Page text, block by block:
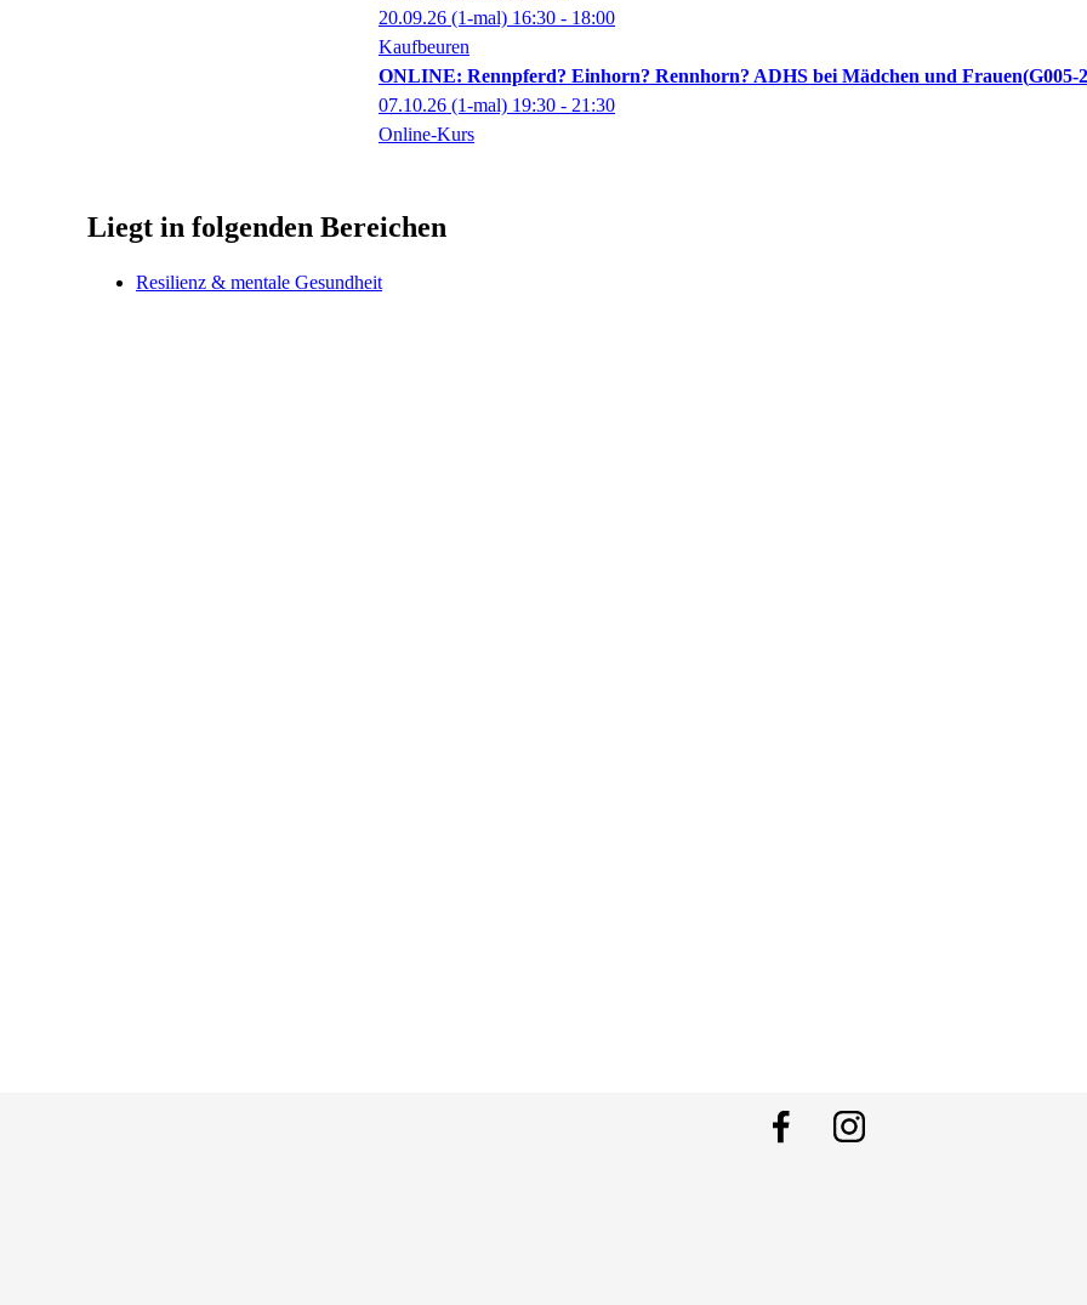
20.09.26 (1-mal) 16:30 - 18:00
Kaufbeuren
ONLINE: Rennpferd? Einhorn? Rennhorn? ADHS bei Mädchen und Frauen G005-
07.10.26 (1-mal) 19:30 - 21:30
Online-Kurs
Liegt in folgenden Bereichen
Resilienz & mentale Gesundheit